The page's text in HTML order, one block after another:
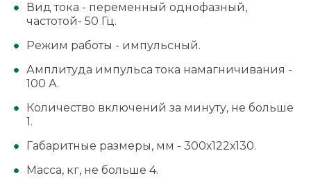
Вид тока - переменный однофазный,
частотой- 50 Гц.
Режим работы - импульсный.
Амплитуда импульса тока намагничивания -
100 А.
Количество включений за минуту, не больше
1.
Габаритные размеры, мм - 300х122х130.
Масса, кг, не больше 4.